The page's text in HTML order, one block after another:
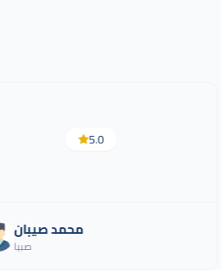
5.0
محمد صيبان
صبيا